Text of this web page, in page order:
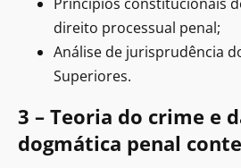
direito processual penal;
Análise de jurisprudência
Superiores.
3 – Teoria do crime e
dogmática penal